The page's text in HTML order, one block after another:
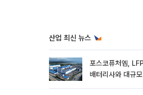
산업 최신 뉴스
포스코퓨처엠,
배터리사와 대규